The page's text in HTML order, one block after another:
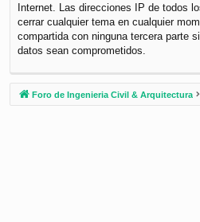
Internet. Las direcciones IP de todos
cerrar cualquier tema en cualquier
compartida con ninguna tercera parte
datos sean comprometidos.
Foro de Ingenieria Civil & Arquitectura